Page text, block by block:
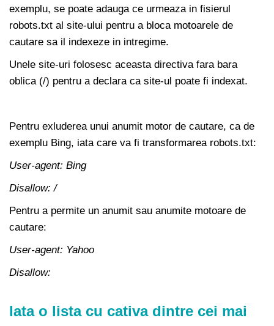
exemplu, se poate adauga ce urmeaza in fisierul
robots.txt al site-ului pentru a bloca motoarele de
cautare sa il indexeze in intregime.
Unele site-uri folosesc aceasta directiva fara bara
oblica (/) pentru a declara ca site-ul poate fi indexat.
Pentru exluderea unui anumit motor de cautare, ca de
exemplu Bing, iata care va fi transformarea robots.txt:
User-agent: Bing
Disallow: /
Pentru a permite un anumit sau anumite motoare de
cautare:
User-agent: Yahoo
Disallow:
Iata o lista cu cativa dintre cei mai